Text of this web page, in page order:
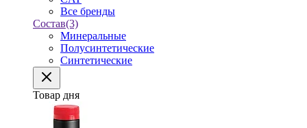
Все бренды
Состав(3)
Минеральные
Полусинтетические
Синтетические
Товар дня